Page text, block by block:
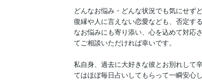
どんなお悩み・どんな状況でも気にせず
復縁や人に言えない恋愛なども、否定す
なお悩みにも寄り添い、心を込めて対応
てご相談いただければ幸いです。
私自身、過去に大好きな彼とお別れして
てはほぼ毎日占いしてもらって一瞬安心